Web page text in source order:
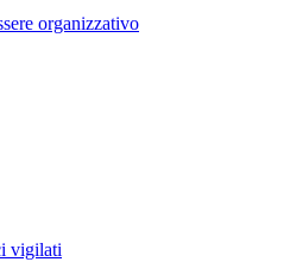
organizzativo
vigilati